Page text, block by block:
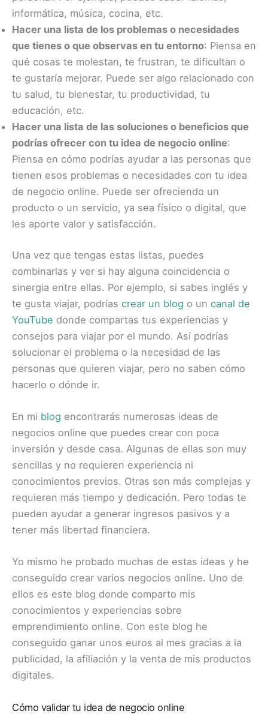
informática, música, cocina, etc.
Hacer una lista de los problemas o necesidades
que tienes o que observas en tu entorno: Piensa en
qué cosas te molestan, te frustran, te dificultan o
te gustaría mejorar. Puede ser algo relacionado con
tu salud, tu bienestar, tu productividad, tu
educación, etc.
Hacer una lista de las soluciones o beneficios que
podrías ofrecer con tu idea de negocio online:
Piensa en cómo podrías ayudar a las personas que
tienen esos problemas o necesidades con tu idea
de negocio online. Puede ser ofreciendo un
producto o un servicio, ya sea físico o digital, que
les aporte valor y satisfacción.
Una vez que tengas estas listas, puedes
combinarlas y ver si hay alguna coincidencia o
sinergia entre ellas. Por ejemplo, si sabes inglés y
te gusta viajar, podrías crear un blog o un canal de
YouTube donde compartas tus experiencias y
consejos para viajar por el mundo. Así podrías
solucionar el problema o la necesidad de las
personas que quieren viajar, pero no saben cómo
hacerlo o dónde ir.
En mi blog encontrarás numerosas ideas de
negocios online que puedes crear con poca
inversión y desde casa. Algunas de ellas son muy
sencillas y no requieren experiencia ni
conocimientos previos. Otras son más complejas y
requieren más tiempo y dedicación. Pero todas te
pueden ayudar a generar ingresos pasivos y a
tener más libertad financiera.
Yo mismo he probado muchas de estas ideas y he
conseguido crear varios negocios online. Uno de
ellos es este blog donde comparto mis
conocimientos y experiencias sobre
emprendimiento online. Con este blog he
conseguido ganar unos euros al mes gracias a la
publicidad, la afiliación y la venta de mis productos
digitales.
Cómo validar tu idea de negocio online